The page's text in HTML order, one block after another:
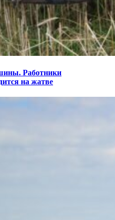
Работники
на жатве